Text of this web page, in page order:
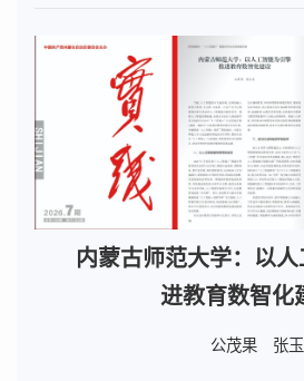
内蒙古师范大学：以
进教育数智化
公茂果 张